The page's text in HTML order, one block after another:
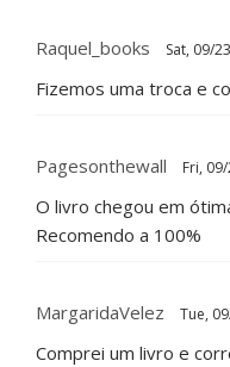
Raquel_books Sat, 09/
Fizemos uma troca e
Pagesonthewall Fri,
O livro chegou em
Recomendo a 100%
MargaridaVelez Tue,
Comprei um livro e